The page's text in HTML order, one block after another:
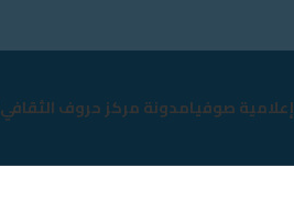
إعلامية صوفيامدونة مركز حروف الثقافي